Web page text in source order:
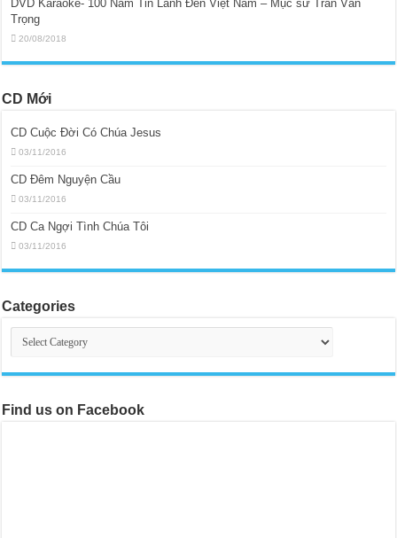
DVD Karaoke- 100 Năm Tin Lành Đến Việt Nam – Mục sư Trần Văn
Trọng
20/08/2018
CD Mới
CD Cuộc Đời Có Chúa Jesus
03/11/2016
CD Đêm Nguyện Cầu
03/11/2016
CD Ca Ngợi Tình Chúa Tôi
03/11/2016
Categories
Categories
Find us on Facebook